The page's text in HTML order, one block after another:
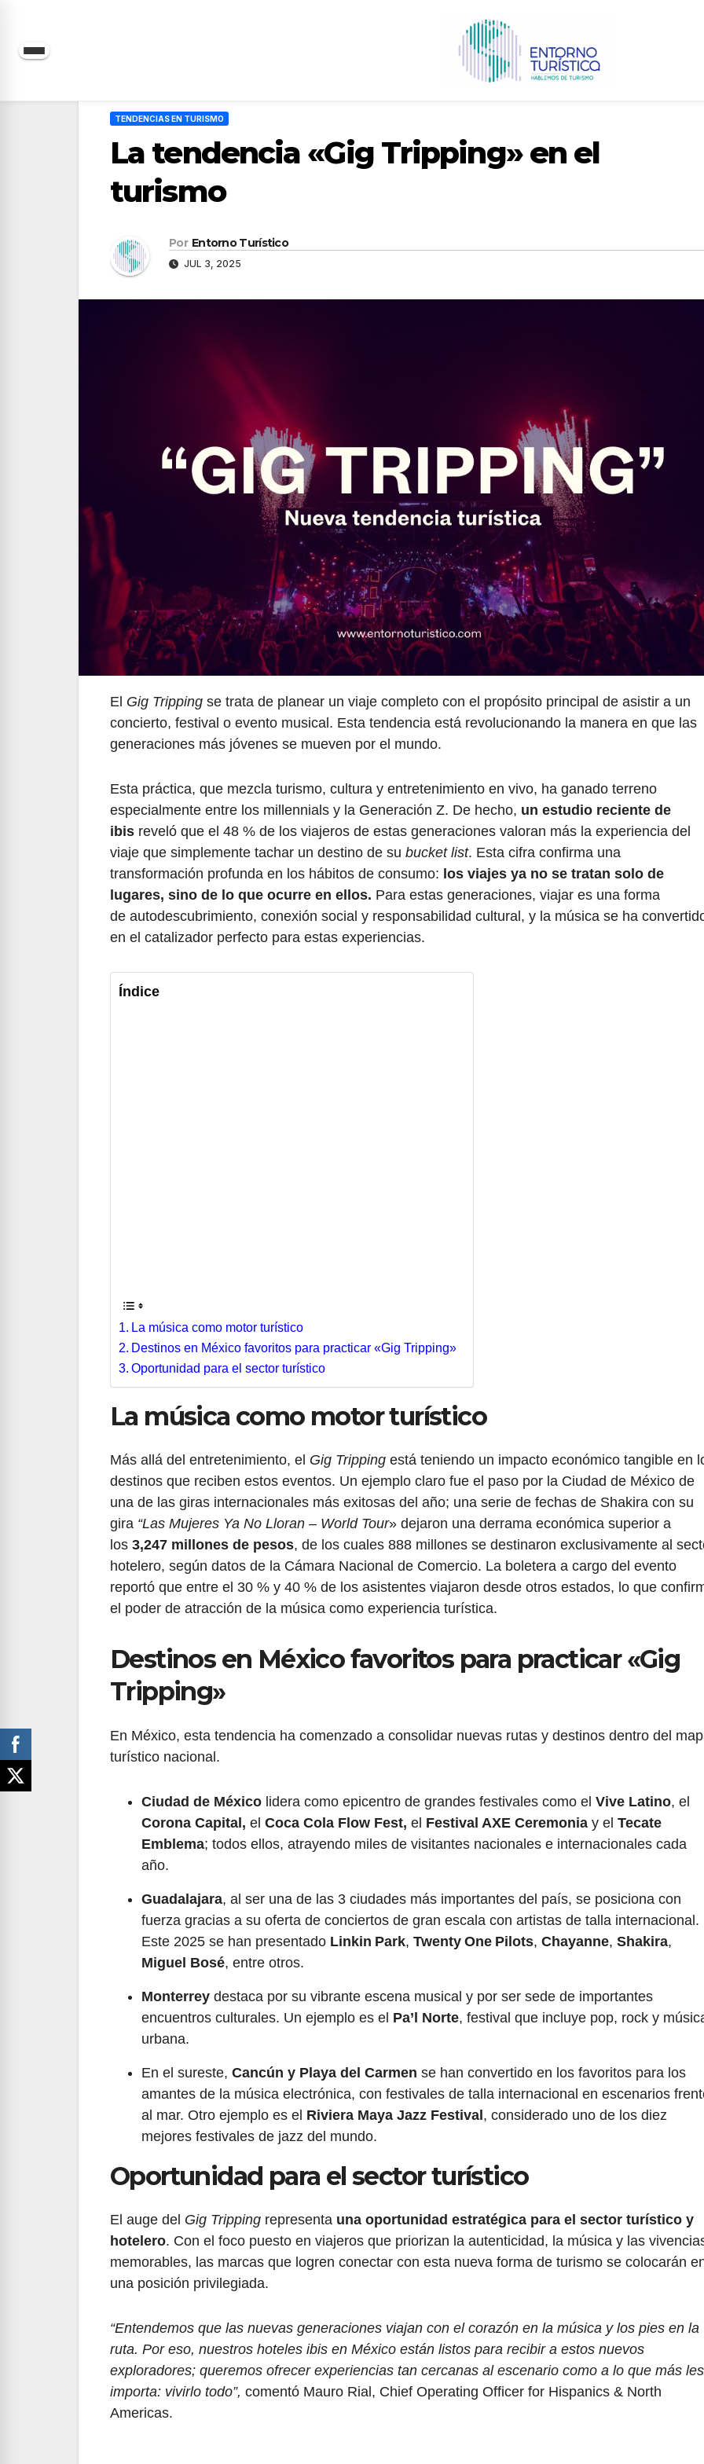
Saltar
TENDENCIAS EN TURISMO
La tendencia «Gig Tripping» en el
turismo
Por Entorno Turístico
JUL 3, 2025
El Gig Tripping se trata de planear un viaje completo con el propósito principal de asistir a un
concierto, festival o evento musical. Esta tendencia está revolucionando la manera en que las
generaciones más jóvenes se mueven por el mundo.
Esta práctica, que mezcla turismo, cultura y entretenimiento en vivo, ha ganado terreno
especialmente entre los millennials y la Generación Z. De hecho, un estudio reciente de
ibis reveló que el 48 % de los viajeros de estas generaciones valoran más la experiencia del
viaje que simplemente tachar un destino de su bucket list. Esta cifra confirma una
transformación profunda en los hábitos de consumo: los viajes ya no se tratan solo de
lugares, sino de lo que ocurre en ellos. Para estas generaciones, viajar es una forma
de autodescubrimiento, conexión social y responsabilidad cultural, y la música se ha
en el catalizador perfecto para estas experiencias.
Índice
La música como motor turístico
Destinos en México favoritos para practicar «Gig Tripping»
Oportunidad para el sector turístico
La música como motor turístico
Más allá del entretenimiento, el Gig Tripping está teniendo un impacto económico tangible en
destinos que reciben estos eventos. Un ejemplo claro fue el paso por la Ciudad de México de
una de las giras internacionales más exitosas del año; una serie de fechas de Shakira con su
gira “Las Mujeres Ya No Lloran – World Tour» dejaron una derrama económica superior a
los 3,247 millones de pesos, de los cuales 888 millones se destinaron exclusivamente al
hotelero, según datos de la Cámara Nacional de Comercio. La boletera a cargo del evento
reportó que entre el 30 % y 40 % de los asistentes viajaron desde otros estados, lo que
el poder de atracción de la música como experiencia turística.
Destinos en México favoritos para practicar «Gig
Tripping»
En México, esta tendencia ha comenzado a consolidar nuevas rutas y destinos dentro del
turístico nacional.
Ciudad de México lidera como epicentro de grandes festivales como el Vive Latino, el
Corona Capital, el Coca Cola Flow Fest, el Festival AXE Ceremonia y el Tecate
Emblema; todos ellos, atrayendo miles de visitantes nacionales e internacionales cada
año.
Guadalajara, al ser una de las 3 ciudades más importantes del país, se posiciona con
fuerza gracias a su oferta de conciertos de gran escala con artistas de talla internacional.
Este 2025 se han presentado Linkin Park, Twenty One Pilots, Chayanne, Shakira,
Miguel Bosé, entre otros.
Monterrey destaca por su vibrante escena musical y por ser sede de importantes
encuentros culturales. Un ejemplo es el Pa’l Norte, festival que incluye pop, rock y
urbana.
En el sureste, Cancún y Playa del Carmen se han convertido en los favoritos para los
amantes de la música electrónica, con festivales de talla internacional en escenarios
al mar. Otro ejemplo es el Riviera Maya Jazz Festival, considerado uno de los diez
mejores festivales de jazz del mundo.
Oportunidad para el sector turístico
El auge del Gig Tripping representa una oportunidad estratégica para el sector turístico y
hotelero. Con el foco puesto en viajeros que priorizan la autenticidad, la música y las
memorables, las marcas que logren conectar con esta nueva forma de turismo se colocarán
una posición privilegiada.
“Entendemos que las nuevas generaciones viajan con el corazón en la música y los pies en la
ruta. Por eso, nuestros hoteles ibis en México están listos para recibir a estos nuevos
exploradores; queremos ofrecer experiencias tan cercanas al escenario como a lo que más les
importa: vivirlo todo”, comentó Mauro Rial, Chief Operating Officer for Hispanics & North
Americas.